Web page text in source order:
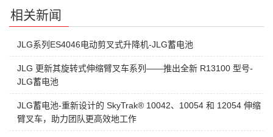
相关新闻
JLG系列ES4046电动剪叉式升降机-JLG蓄电池
JLG 更新其旋转式伸缩臂叉车系列——推出全新 R13100 型号-
JLG蓄电池
JLG蓄电池-重新设计的 SkyTrak® 10042、10054 和 12054 伸缩
臂叉车，助力团队更高效地工作